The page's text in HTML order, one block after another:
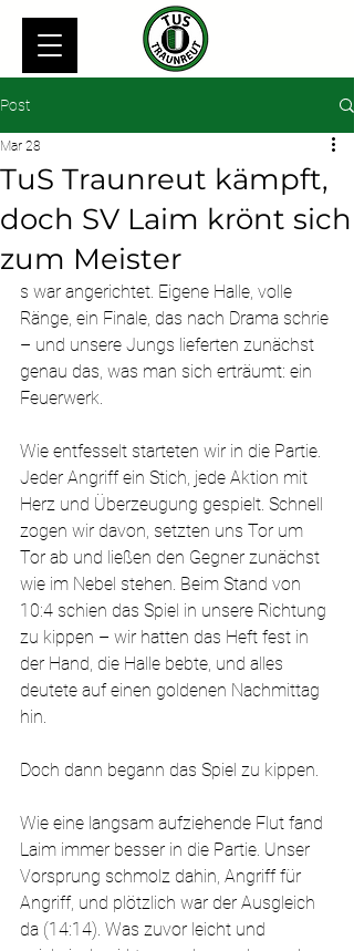
Post
TuS Traunreut kämpft,
doch SV Laim krönt sich
zum Meister
Mar 28
s war angerichtet. Eigene Halle, volle
Ränge, ein Finale, das nach Drama schrie
– und unsere Jungs lieferten zunächst
genau das, was man sich erträumt: ein
Feuerwerk.
Wie entfesselt starteten wir in die Partie.
Jeder Angriff ein Stich, jede Aktion mit
Herz und Überzeugung gespielt. Schnell
zogen wir davon, setzten uns Tor um
Tor ab und ließen den Gegner zunächst
wie im Nebel stehen. Beim Stand von
10:4 schien das Spiel in unsere Richtung
zu kippen – wir hatten das Heft fest in
der Hand, die Halle bebte, und alles
deutete auf einen goldenen Nachmittag
hin.
Doch dann begann das Spiel zu kippen.
Wie eine langsam aufziehende Flut fand
Laim immer besser in die Partie. Unser
Vorsprung schmolz dahin, Angriff für
Angriff, und plötzlich war der Ausgleich
da (14:14). Was zuvor leicht und